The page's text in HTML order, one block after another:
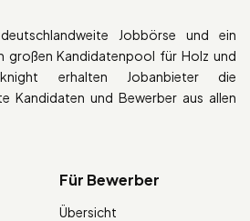
Jobbörse und ein
großen Kandidatenpool für Holz und
erhalten Jobanbieter die
Kandidaten und Bewerber aus allen
Für Bewerber
Übersicht